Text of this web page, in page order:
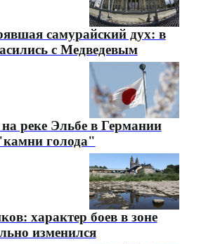
самурайский дух: в
с Медведевым
на реке Эльбе в Германии
голода"
характер боев в зоне
изменился